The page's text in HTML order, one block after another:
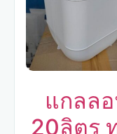
แกลล
20ลิตร